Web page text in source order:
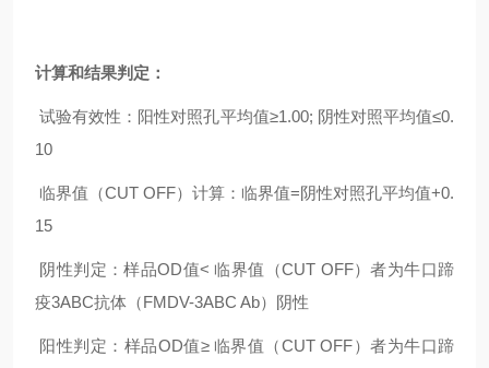
计算和结果判定：
试验有效性：阳性对照孔平均值≥1.00; 阴性对照平均值≤0.
10
临界值（CUT OFF）计算：临界值=阴性对照孔平均值+0.
15
阴性判定：样品OD值< 临界值（CUT OFF）者为牛口蹄
疫3ABC抗体（FMDV-3ABC Ab）阴性
阳性判定：样品OD值≥ 临界值（CUT OFF）者为牛口蹄